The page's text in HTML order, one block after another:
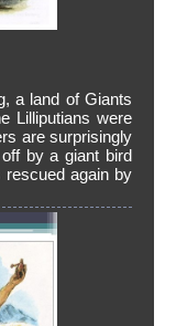
a land of Giants
Lilliputians were
are surprisingly
by a giant bird
rescued again by